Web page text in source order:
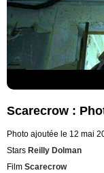
Scarecrow :
Photo ajoutée le 12 mai
Stars Reilly Dolman
Film Scarecrow